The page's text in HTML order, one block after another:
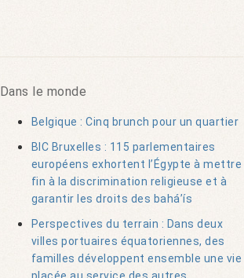
Dans le monde
Belgique : Cinq brunch pour un quartier
BIC Bruxelles : 115 parlementaires
européens exhortent l’Égypte à mettre
fin à la discrimination religieuse et à
garantir les droits des bahá’ís
Perspectives du terrain : Dans deux
villes portuaires équatoriennes, des
familles développent ensemble une vie